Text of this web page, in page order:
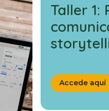
Taller 1:
Accede aquí